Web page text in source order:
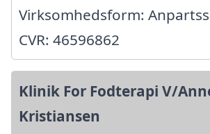
Virksomhedsform:
CVR: 46596862
Klinik For Fodterapi V/
Kristiansen